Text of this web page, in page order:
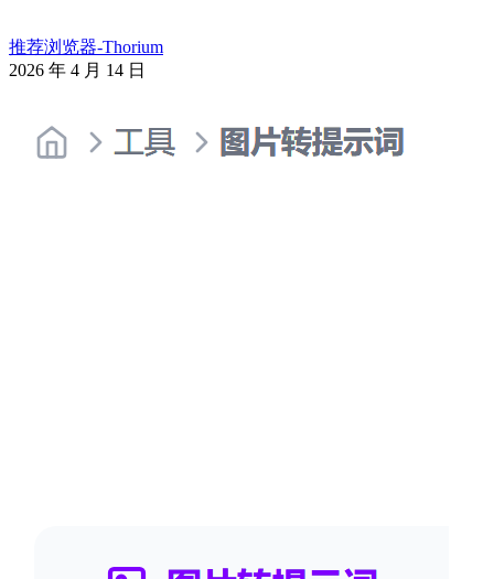
推荐浏览器-Thorium
2026 年 4 月 14 日